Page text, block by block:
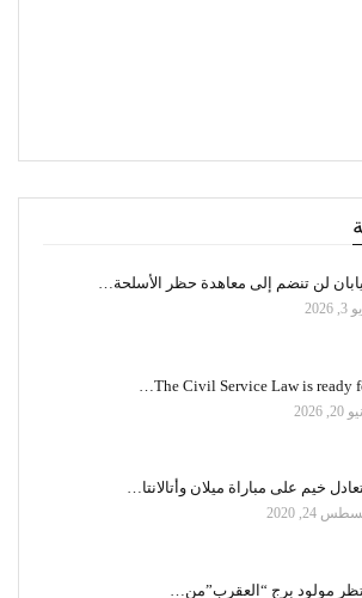
لن تنضم إلى معاهدة حظر الأسلحة…
The Civil Service Law is ready
2026
خيم على مباراة ميلان وأتالانتا…
24, 2020
مولود برج “العقرب”من…